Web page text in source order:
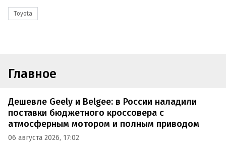
Toyota
Главное
Дешевле Geely и Belgee: в России наладили
поставки бюджетного кроссовера с
атмосферным мотором и полным приводом
06 августа 2026, 17:02